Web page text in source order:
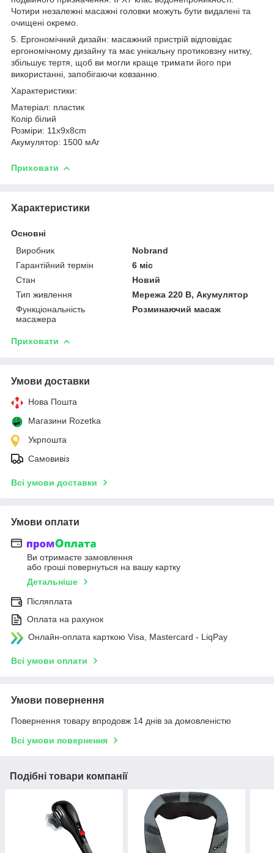
Чотири незалежні масажні головки можуть бути видалені та
очищені окремо.
5. Ергономічний дизайн: масажний пристрій відповідає
ергономічному дизайну та має унікальну протиковзну нитку,
збільшує тертя, щоб ви могли краще тримати його при
використанні, запобігаючи ковзанню.
Характеристики:
Матеріал: пластик
Колір білий
Розміри: 11x9x8cm
Акумулятор: 1500 мАг
Приховати
Характеристики
Основні
Виробник
Nobrand
Гарантійний термін
6 міс
Стан
Новий
Тип живлення
Мережа 220 В, Акумулятор
Функціональність
масажера
Розминаючий масаж
Приховати
Умови доставки
Нова Пошта
Магазини Rozetka
Укрпошта
Самовивіз
Всі умови доставки
Умови оплати
Ви отримаєте замовлення
або гроші повернуться на вашу картку
Детальніше
Післяплата
Оплата на рахунок
Онлайн-оплата карткою Visa, Mastercard - LiqPay
Всі умови оплати
Умови повернення
Повернення товару впродовж 14 днів за домовленістю
Всі умови повернення
Подібні товари компанії